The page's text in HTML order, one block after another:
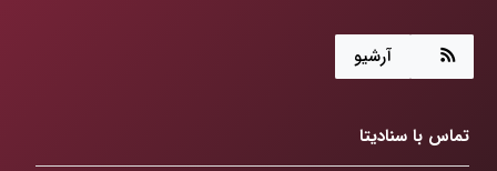
طراحی سایت: فراتر از رنگ و فرم، ساخت پنجره‌ای به
آرشیو
تماس با سنادیتا